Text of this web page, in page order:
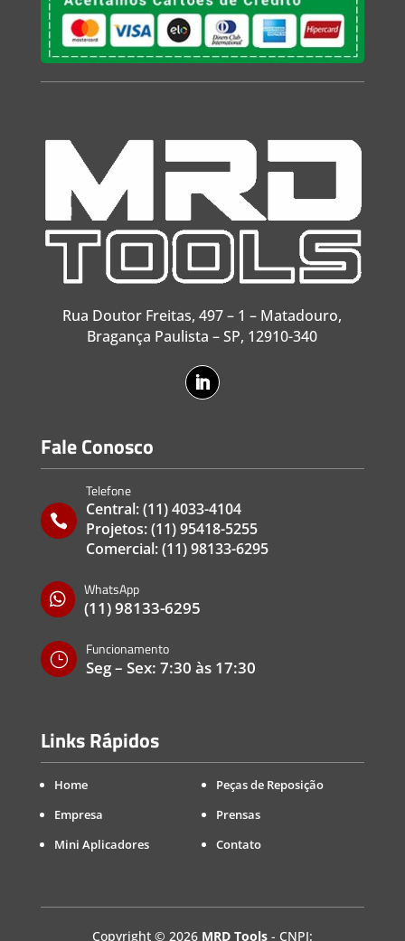
Rua Doutor Freitas, 497 – 1 – Matadouro,
Bragança Paulista – SP, 12910-340
Fale Conosco

Telefone
Central:(11) 4033-4104
Projetos:(11) 95418-5255
Comercial:(11) 98133-6295

WhatsApp
(11) 98133-6295
}
Funcionamento
Seg – Sex: 7:30 às 17:30
Links Rápidos
Home
Empresa
Mini Aplicadores
Peças de Reposição
Prensas
Contato
Copyright © 2026 MRD Tools- CNPJ: